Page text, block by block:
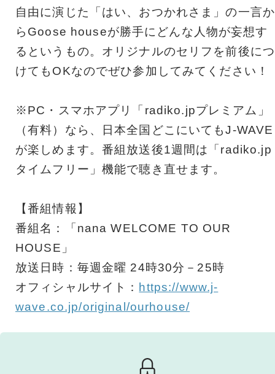
自由に演じた「はい、おつかれさま」の一言か
らGoose houseが勝手にどんな人物が妄想す
るというもの。オリジナルのセリフを前後につ
けてもOKなのでぜひ参加してみてください！
※PC・スマホアプリ「radiko.jpプレミアム」
（有料）なら、日本全国どこにいてもJ-WAVE
が楽しめます。番組放送後1週間は「radiko.jp
タイムフリー」機能で聴き直せます。
【番組情報】
番組名：「nana WELCOME TO OUR
HOUSE」
放送日時：毎週金曜 24時30分－25時
オフィシャルサイト： https://www.j-
wave.co.jp/original/ourhouse/